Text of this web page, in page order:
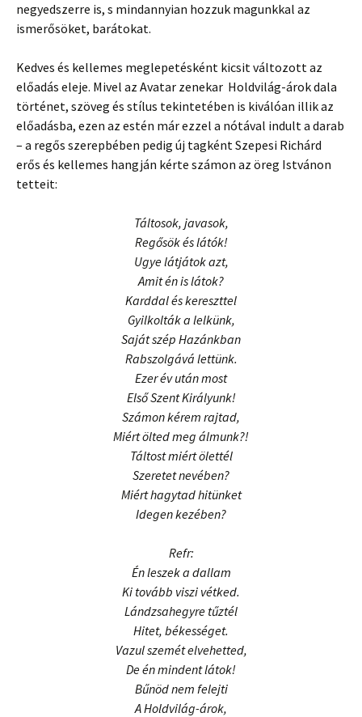
negyedszerre is, s mindannyian hozzuk magunkkal az
ismerősöket, barátokat.
Kedves és kellemes meglepetésként kicsit változott az
előadás eleje. Mivel az Avatar zenekar Holdvilág-árok dala
történet, szöveg és stílus tekintetében is kiválóan illik az
előadásba, ezen az estén már ezzel a nótával indult a darab
– a regős szerepbében pedig új tagként Szepesi Richárd
erős és kellemes hangján kérte számon az öreg Istvánon
tetteit:
Táltosok, javasok,
Regősök és látók!
Ugye látjátok azt,
Amit én is látok?
Karddal és kereszttel
Gyilkolták a lelkünk,
Saját szép Hazánkban
Rabszolgává lettünk.
Ezer év után most
Első Szent Királyunk!
Számon kérem rajtad,
Miért ölted meg álmunk?!
Táltost miért ölettél
Szeretet nevében?
Miért hagytad hitünket
Idegen kezében?
Refr:
Én leszek a dallam
Ki tovább viszi vétked.
Lándzsahegyre tűztél
Hitet, békességet.
Vazul szemét elvehetted,
De én mindent látok!
Bűnöd nem felejti
A Holdvilág-árok,